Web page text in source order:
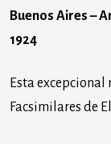
Buenos Aires –
1924
Esta
Facsimilares de